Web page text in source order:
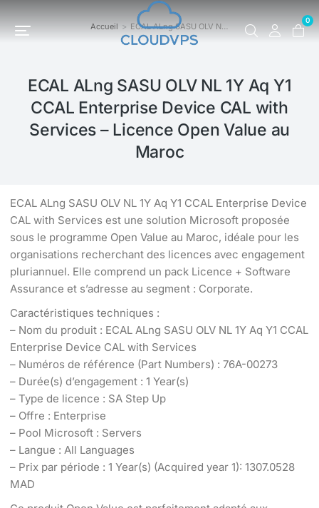
0
Vous êtes ici :Accueil ECAL ALng SASU OLV N…
ECAL ALng SASU OLV NL 1Y Aq Y1
CCAL Enterprise Device CAL with
Services – Licence Open Value au
Maroc
ECAL ALng SASU OLV NL 1Y Aq Y1 CCAL Enterprise Device
CAL with Services est une solution Microsoft proposée
sous le programme Open Value au Maroc, idéale pour les
organisations recherchant des licences avec engagement
pluriannuel. Elle comprend un pack Licence + Software
Assurance et s’adresse au segment : Corporate.
Caractéristiques techniques :
– Nom du produit : ECAL ALng SASU OLV NL 1Y Aq Y1 CCAL
Enterprise Device CAL with Services
– Numéros de référence (Part Numbers) : 76A-00273
– Durée(s) d’engagement : 1 Year(s)
– Type de licence : SA Step Up
– Offre : Enterprise
– Pool Microsoft : Servers
– Langue : All Languages
– Prix par période : 1 Year(s) (Acquired year 1): 1307.0528
MAD